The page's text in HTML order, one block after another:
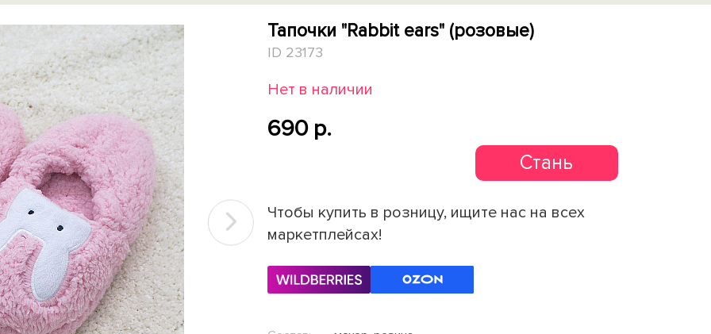
Тапочки "Rabbit ears" (розовые)
ID 23173
Нет в наличии
690 p.
Стань
Чтобы купить в розницу, ищите нас на всех
маркетплейсах!